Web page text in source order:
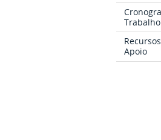
Trabalho
Apoio